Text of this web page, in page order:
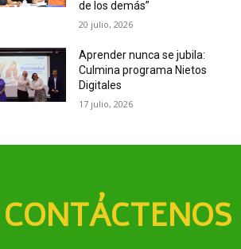
de los demás”
20 julio, 2026
Aprender nunca se jubila:
Culmina programa Nietos
Digitales
17 julio, 2026
CONTÁCTENOS